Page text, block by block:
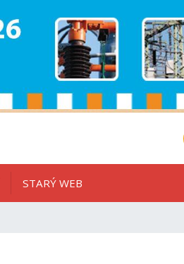
STARÝ WEB